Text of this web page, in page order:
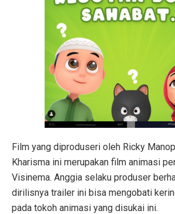
Film yang diproduseri oleh Ricky
Kharisma ini merupakan film animasi
Visinema. Anggia selaku produser
dirilisnya trailer ini bisa mengobati
pada tokoh animasi yang disukai ini.